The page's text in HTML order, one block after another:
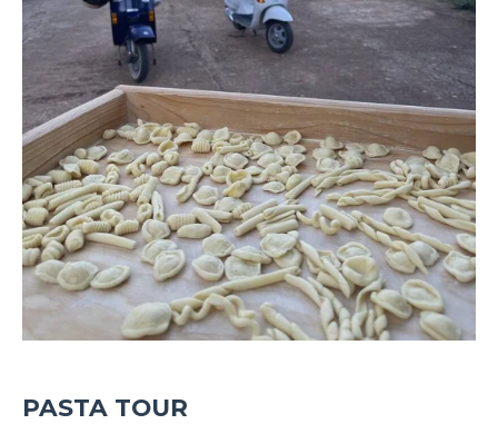
PASTA TOUR